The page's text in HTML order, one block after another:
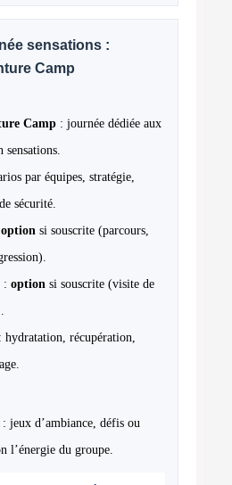
sensations :
Camp
Camp : journée dédiée aux
sensations.
par équipes, stratégie,
sécurité.
option si souscrite (parcours,
: option si souscrite (visite de
hydratation, récupération,
: jeux d’ambiance, défis ou
l’énergie du groupe.